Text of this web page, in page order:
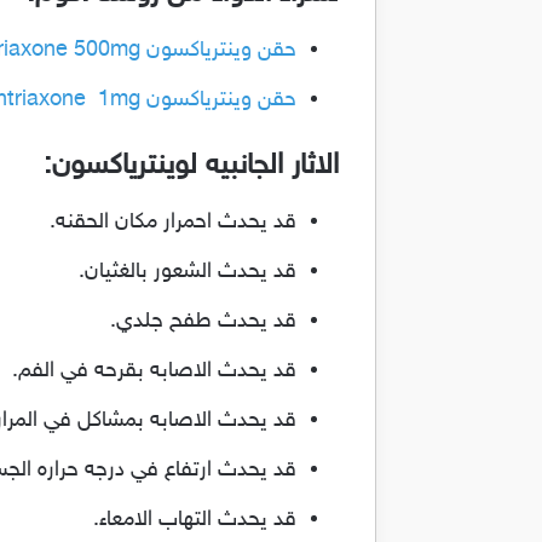
حقن وينترياكسون wintriaxone 500mg.
حقن وينترياكسون wintriaxone 1mg.
الاثار الجانبيه لوينترياكسون:
قد يحدث احمرار مكان الحقنه.
قد يحدث الشعور بالغثيان.
قد يحدث طفح جلدي.
قد يحدث الاصابه بقرحه في الفم.
قد يحدث الاصابه بمشاكل في
قد يحدث ارتفاع في درجه حراره
قد يحدث التهاب الامعاء.